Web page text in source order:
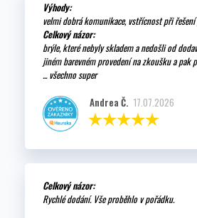
Výhody:
velmi dobrá komunikace, vstřícnost při
Celkový názor:
brýle, které nebyly skladem a nedošli od
jiném barevném provedení na zkoušku a pak
... všechno super
Andrea Č. 17.07.2026
Celkový názor:
Rychlé dodání. Vše proběhlo v pořádku.